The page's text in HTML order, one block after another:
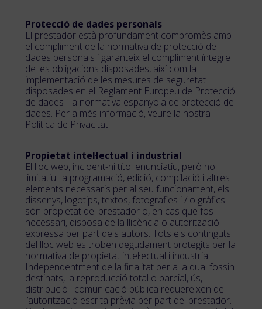
Protecció de dades personals
El prestador està profundament compromès amb
el compliment de la normativa de protecció de
dades personals i garanteix el compliment íntegre
de les obligacions disposades, així com la
implementació de les mesures de seguretat
disposades en el Reglament Europeu de Protecció
de dades i la normativa espanyola de protecció de
dades. Per a més informació, veure la nostra
Política de Privacitat.
Propietat intel·lectual i industrial
El lloc web, incloent-hi títol enunciatiu, però no
limitatiu: la programació, edició, compilació i altres
elements necessaris per al seu funcionament, els
dissenys, logotips, textos, fotografies i / o gràfics
són propietat del prestador o, en cas que fos
necessari, disposa de la llicència o autorització
expressa per part dels autors. Tots els continguts
del lloc web es troben degudament protegits per la
normativa de propietat intel·lectual i industrial.
Independentment de la finalitat per a la qual fossin
destinats, la reproducció total o parcial, ús,
distribució i comunicació pública requereixen de
l’autorització escrita prèvia per part del prestador.